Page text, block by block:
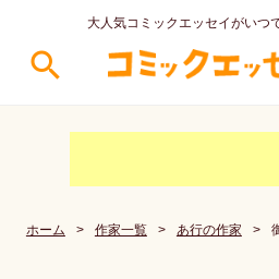
大人気コミックエッセイがいつ
search
ホーム > 作家一覧 > あ行の作家 >